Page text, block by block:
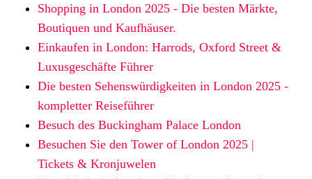
Shopping in London 2025 - Die besten Märkte,
Boutiquen und Kaufhäuser.
Einkaufen in London: Harrods, Oxford Street &
Luxusgeschäfte Führer
Die besten Sehenswürdigkeiten in London 2025 -
kompletter Reiseführer
Besuch des Buckingham Palace London
Besuchen Sie den Tower of London 2025 |
Tickets & Kronjuwelen